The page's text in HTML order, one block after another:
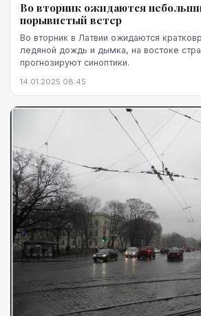
Во вторник ожидаются
порывистый ветер
Во вторник в Латвии ожидаются
ледяной дождь и дымка, на востоке
прогнозируют синоптики.
14.01.2025 08:45